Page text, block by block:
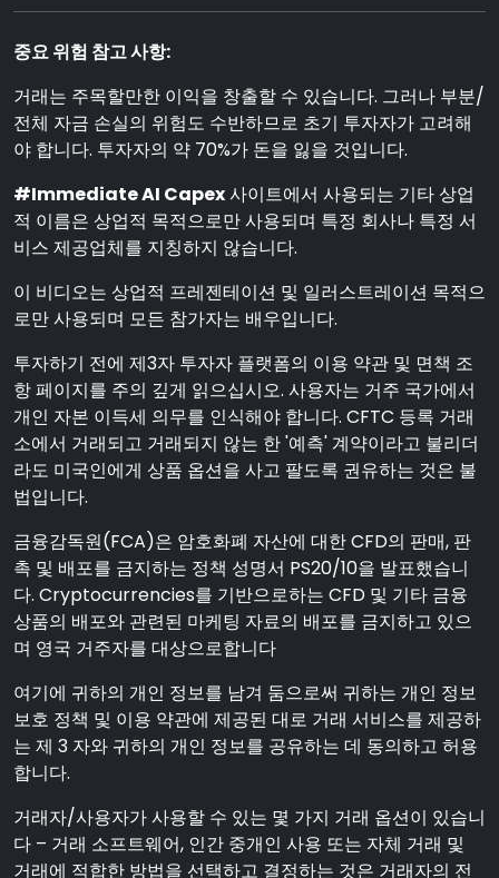
중요 위험 참고 사항:
거래는 주목할만한 이익을 창출할 수 있습니다. 그러나 부분/
전체 자금 손실의 위험도 수반하므로 초기 투자자가 고려해
야 합니다. 투자자의 약 70%가 돈을 잃을 것입니다.
#Immediate AI Capex사이트에서 사용되는 기타 상업
적 이름은 상업적 목적으로만 사용되며 특정 회사나 특정 서
비스 제공업체를 지칭하지 않습니다.
이 비디오는 상업적 프레젠테이션 및 일러스트레이션 목적으
로만 사용되며 모든 참가자는 배우입니다.
투자하기 전에 제3자 투자자 플랫폼의 이용 약관 및 면책 조
항 페이지를 주의 깊게 읽으십시오. 사용자는 거주 국가에서
개인 자본 이득세 의무를 인식해야 합니다. CFTC 등록 거래
소에서 거래되고 거래되지 않는 한 '예측' 계약이라고 불리더
라도 미국인에게 상품 옵션을 사고 팔도록 권유하는 것은 불
법입니다.
금융감독원(FCA)은 암호화폐 자산에 대한 CFD의 판매, 판
촉 및 배포를 금지하는 정책 성명서 PS20/10을 발표했습니
다. Cryptocurrencies를 기반으로하는 CFD 및 기타 금융
상품의 배포와 관련된 마케팅 자료의 배포를 금지하고 있으
며 영국 거주자를 대상으로합니다
여기에 귀하의 개인 정보를 남겨 둠으로써 귀하는 개인 정보
보호 정책 및 이용 약관에 제공된 대로 거래 서비스를 제공하
는 제 3 자와 귀하의 개인 정보를 공유하는 데 동의하고 허용
합니다.
거래자/사용자가 사용할 수 있는 몇 가지 거래 옵션이 있습니
다 – 거래 소프트웨어, 인간 중개인 사용 또는 자체 거래 및
거래에 적합한 방법을 선택하고 결정하는 것은 거래자의 전